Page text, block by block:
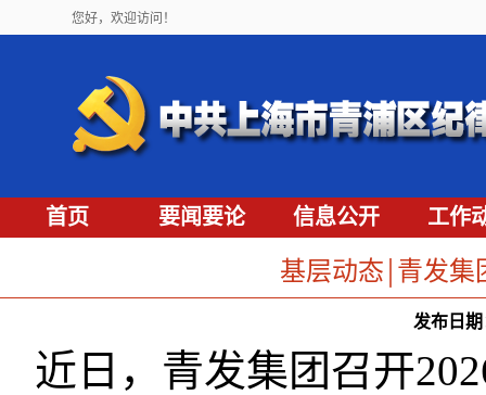
您好，欢迎访问！
首页 要闻要论 信息公开 工作
基层动态￨青发集
发布日期
近 日，青发集团召开202